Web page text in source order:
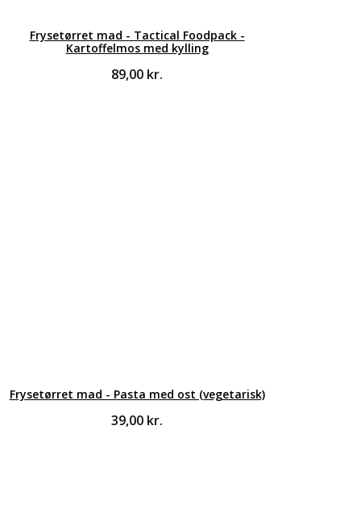
Frysetørret mad - Tactical Foodpack -
Kartoffelmos med kylling
89,00 kr.
Frysetørret mad - Pasta med ost (vegetarisk)
39,00 kr.